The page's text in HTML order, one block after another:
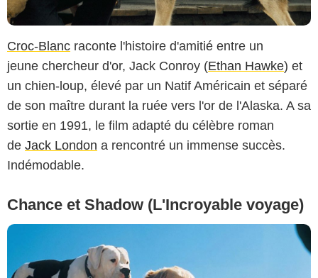
Croc-Blanc raconte l'histoire d'amitié entre un
jeune chercheur d'or, Jack Conroy (Ethan Hawke) et
un chien-loup, élevé par un Natif Américain et séparé
de son maître durant la ruée vers l'or de l'Alaska. A sa
sortie en 1991, le film adapté du célèbre roman
de Jack London a rencontré un immense succès.
Indémodable.
Chance et Shadow (L'Incroyable voyage)